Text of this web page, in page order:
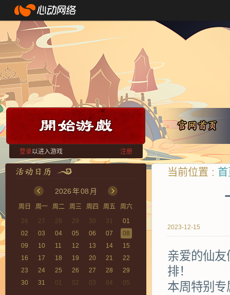
登录以进入游戏 注册
2026年08 月
周日 周一 周二 周三 周四 周五
周六
26
27 28 29 30 31
01
02
03 04 05 06 07
08
09
10 11 12 13 14
15
16
17 18 19 20 21
22
23
24 25 26 27 28
29
30
31 01 02 03 04 05
当前位置 :
2023-12-15
亲爱的仙
排！
本周特别